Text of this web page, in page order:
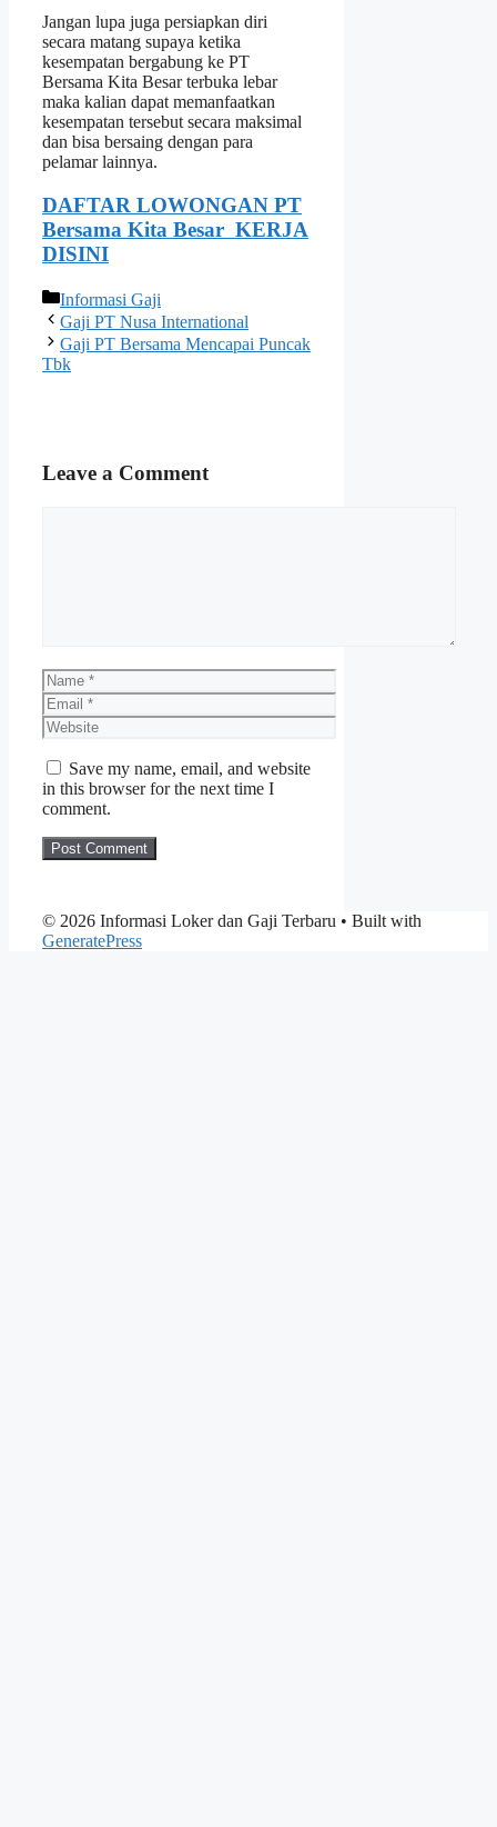
Jangan lupa juga persiapkan diri
secara matang supaya ketika
kesempatan bergabung ke PT
Bersama Kita Besar terbuka lebar
maka kalian dapat memanfaatkan
kesempatan tersebut secara maksimal
dan bisa bersaing dengan para
pelamar lainnya.
DAFTAR LOWONGAN PT
Bersama Kita Besar KERJA
DISINI
Categories
Informasi Gaji
Gaji PT Nusa International
Gaji PT Bersama Mencapai Puncak
Tbk
Leave a Comment
Name
Email
Website
Save my name, email, and website
in this browser for the next time I
comment.
© 2026 Informasi Loker dan Gaji Terbaru • Built with
GeneratePress